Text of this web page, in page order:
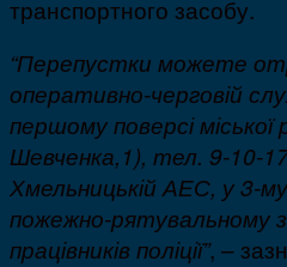
транспортного засобу.
“Перепустки можете
оперативно-черговій
першому поверсі міської
Шевченка,1), тел. 9-10-
Хмельницькій АЕС, у 3-
пожежно-рятувальному
працівників поліції”, –